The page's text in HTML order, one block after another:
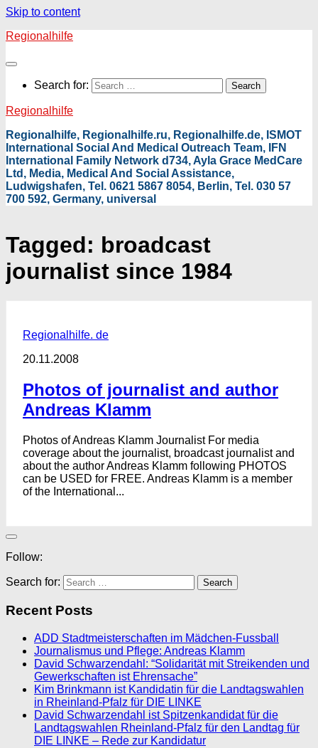
Skip to content
Regionalhilfe
Search for:
Regionalhilfe
Regionalhilfe, Regionalhilfe.ru, Regionalhilfe.de, ISMOT
International Social And Medical Outreach Team, IFN
International Family Network d734, Ayla Grace MedCare
Ltd, Media, Medical And Social Assistance,
Ludwigshafen, Tel. 0621 5867 8054, Berlin, Tel. 030 57
700 592, Germany, universal
Tagged: broadcast
journalist since 1984
Regionalhilfe. de
20.11.2008
Photos of journalist and author
Andreas Klamm
Photos of Andreas Klamm Journalist For media
coverage about the journalist, broadcast journalist and
about the author Andreas Klamm following PHOTOS
can be USED for FREE. Andreas Klamm is a member
of the International...
Follow:
Search for:
Recent Posts
ADD Stadtmeisterschaften im Mädchen-Fussball
Journalismus und Pflege: Andreas Klamm
David Schwarzendahl: “Solidarität mit Streikenden und
Gewerkschaften ist Ehrensache”
Kim Brinkmann ist Kandidatin für die Landtagswahlen
in Rheinland-Pfalz für DIE LINKE
David Schwarzendahl ist Spitzenkandidat für die
Landtagswahlen Rheinland-Pfalz für den Landtag für
DIE LINKE – Rede zur Kandidatur